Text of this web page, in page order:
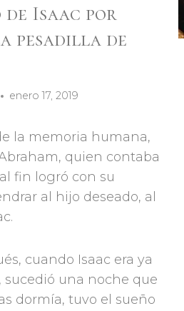
Isaac por
pesadilla de
enero 17, 2019
la memoria humana,
quien contaba
fin logró con su
al hijo deseado, al
cuando Isaac era ya
sucedió una noche que
dormía, tuvo el sueño